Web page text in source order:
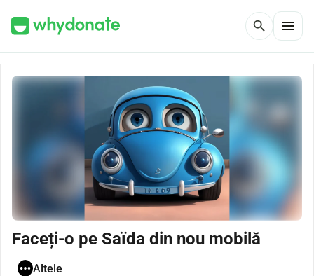
search menu
Faceți-o pe Saïda din nou mobilă
Altele